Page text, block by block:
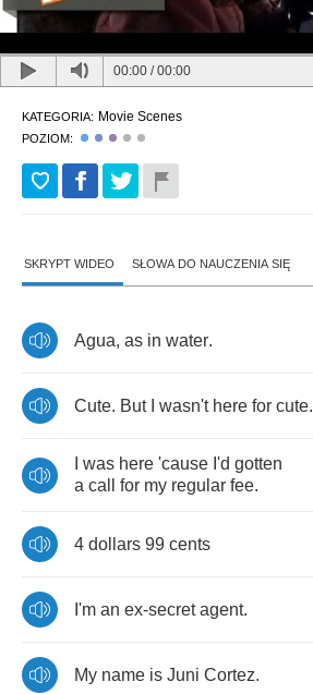
00:00 /00:00
KATEGORIA: Movie Scenes
POZIOM:
SKRYPT WIDEO SŁOWA DO NAUCZENIA SIĘ
Agua, as in water.
Cute. But wasn't here for cute.
was here 'cause I'd gotten
a call for my regular fee.
4 dollars 99 cents
I'm an ex-secret agent.
My name is Juni Cortez.